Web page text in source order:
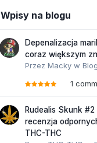
Wpisy na blogu
Depenalizacja
coraz większym
Przez Macky w
1
Rudealis Skunk
recenzja
THC-THC